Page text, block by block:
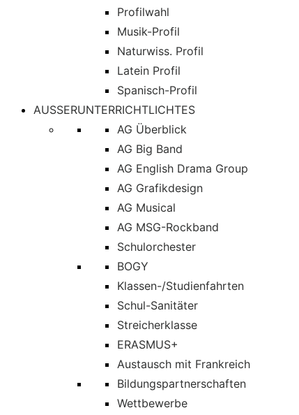
Profilwahl
Musik-Profil
Naturwiss. Profil
Latein Profil
Spanisch-Profil
AUSSERUNTERRICHTLICHTES
AG Überblick
AG Big Band
AG English Drama Group
AG Grafikdesign
AG Musical
AG MSG-Rockband
Schulorchester
BOGY
Klassen-/Studienfahrten
Schul-Sanitäter
Streicherklasse
ERASMUS+
Austausch mit Frankreich
Bildungspartnerschaften
Wettbewerbe